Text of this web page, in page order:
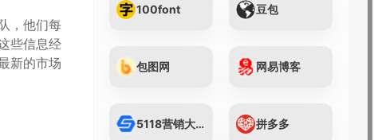
，他们每
些信息经
新的市场
100font 豆包
包图网 网易博客
5118营销大数据... 拼多多